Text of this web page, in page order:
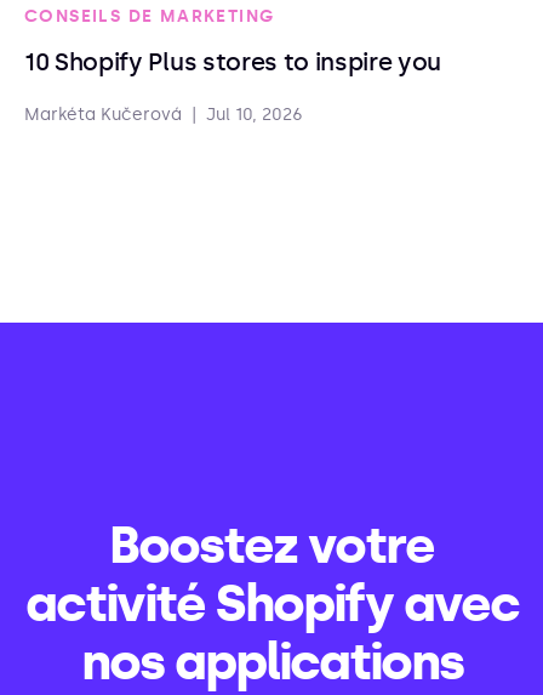
CONSEILS DE MARKETING
10 Shopify Plus stores to inspire you
Markéta Kučerová Jul 10, 2026
Boostez votre
activité Shopify avec
nos applications